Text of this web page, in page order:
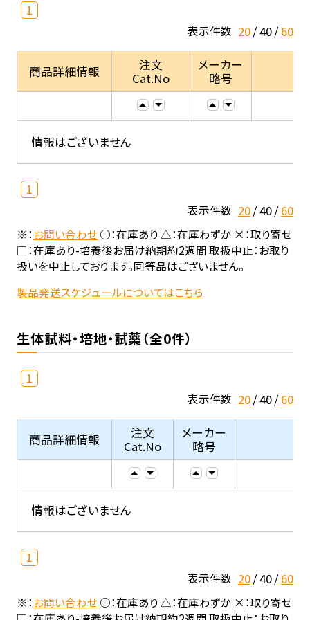
1
表示件数 20 40 60
商品詳細情報
注文
Cat.No
メーカー
略号
情報はございません
1
表示件数 20 40 60
※：お問い合わせ○：在庫あり △：在庫わずか ×：取り寄せ
□：在庫あり-培養後お届け納期約2週間 取扱中止：お取り
扱いを中止しております。同等品はございません。
製品発送スケジュールについてはこちら
生体試料・培地・試薬（全0件）
1
表示件数 20 40 60
商品詳細情報
注文
Cat.No
メーカー
略号
情報はございません
1
表示件数 20 40 60
※：お問い合わせ○：在庫あり △：在庫わずか ×：取り寄せ